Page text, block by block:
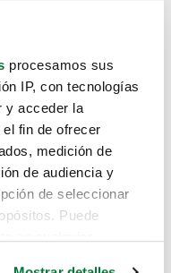
procesamos sus
IP, con tecnologías
y acceder la
fin de ofrecer
medición de
de audiencia y
de seleccionar
Puede
como
aquí.
que estás